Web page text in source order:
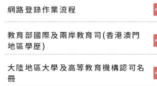
網路登錄作業流程
教育部國際及兩岸教育司(香港澳門
地區學歷)
大陸地區大學及高等教育機構認可名
冊